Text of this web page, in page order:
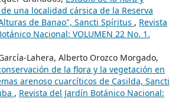
una localidad cársica de la Reserva
de Banao", Sancti Spíritus , Revista
Nacional: VOLUMEN 22 No. 1.
Lahera, Alberto Orozco Morgado,
de la flora y la vegetación en
arenoso cuarcíticos de Casilda, Sancti
, Revista del Jardín Botánico Nacional: